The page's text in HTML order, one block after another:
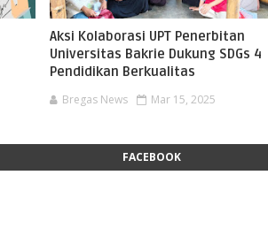
Aksi Kolaborasi UPT Penerbitan
Universitas Bakrie Dukung SDGs 4
Pendidikan Berkualitas
Bregas News Mar 15, 2025
FACEBOOK